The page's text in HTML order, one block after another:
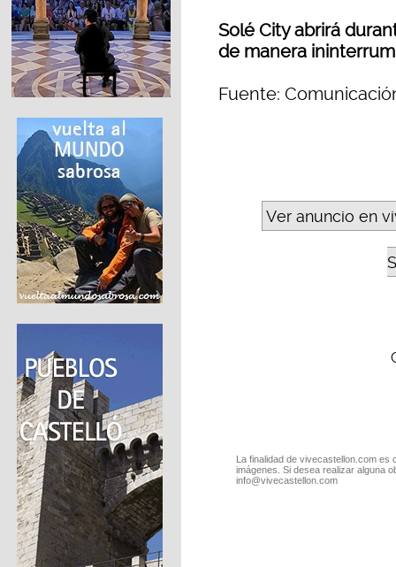
Solé City abrirá
de manera
Fuente:
Ver anuncio en
La finalidad de vivecastellon.com
imágenes. Si desea realizar alguna
info@vivecastellon.com